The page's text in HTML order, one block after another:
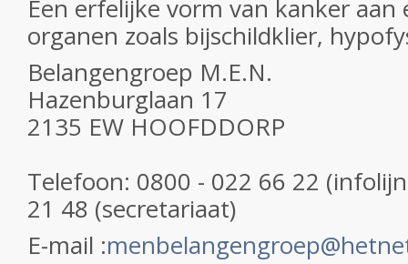
Een erfelijke vorm van kanker aan
organen zoals bijschildklier,
Belangengroep M.E.N.
Hazenburglaan 17
2135 EW HOOFDDORP
Telefoon: 0800 - 022 66 22
21 48 (secretariaat)
E-mail :